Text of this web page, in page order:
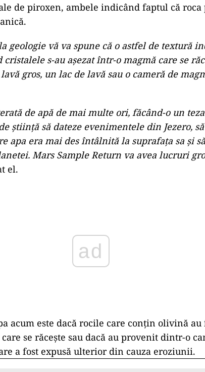
de piroxen, ambele indicând faptul că
geologie vă va spune că o astfel de textură
s-au așezat într-o magmă care se
gros, un lac de lavă sau o cameră de
de apă de mai multe ori, făcând-o un
știință să dateze evenimentele din Jezero,
apa era mai des întâlnită la suprafața sa și
Mars Sample Return va avea lucruri
el.
ad
acum este dacă rocile care conțin olivină
se răcește sau dacă au provenit dintr-o
a fost expusă ulterior din cauza eroziunii.